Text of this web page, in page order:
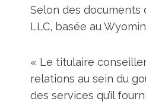
Selon des documents
LLC, basée au
« Le titulaire
relations au sein du
des services qu’il